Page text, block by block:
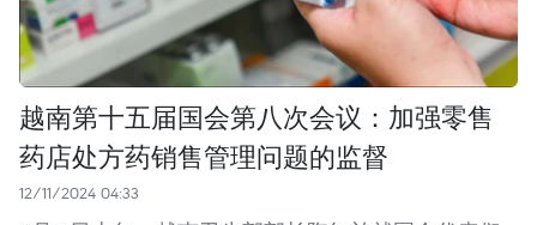
越南第十五届国会第八次会议：加强零售
药店处方药销售管理问题的监督
12/11/2024 04:33